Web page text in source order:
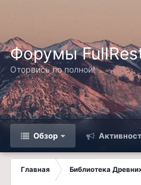
Форумы
Оторвись по полной!
Обзор
Главная Библиотека